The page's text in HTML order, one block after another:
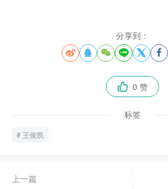
分享到：
     
 0 赞
标签
王俊凯
上一篇